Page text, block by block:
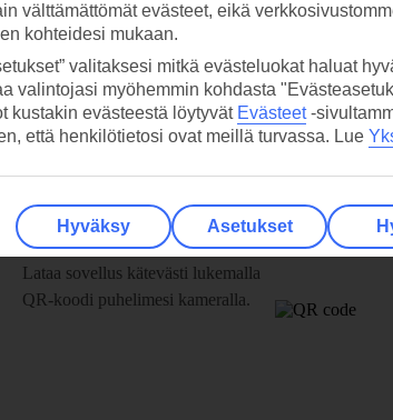
TUI-sovellus nyt!
Lataa sovellus kätevästi lukemalla
QR-koodi puhelimesi kameralla.
välttämättömät evästeet, eikä
kohteidesi mukaan.
valitaksesi mitkä evästeluokat haluat
valintojasi myöhemmin kohdasta
kustakin evästeestä löytyvät Evästeet-
että henkilötietosi ovat meillä turvassa. Lue
Hyväksy Asetukset